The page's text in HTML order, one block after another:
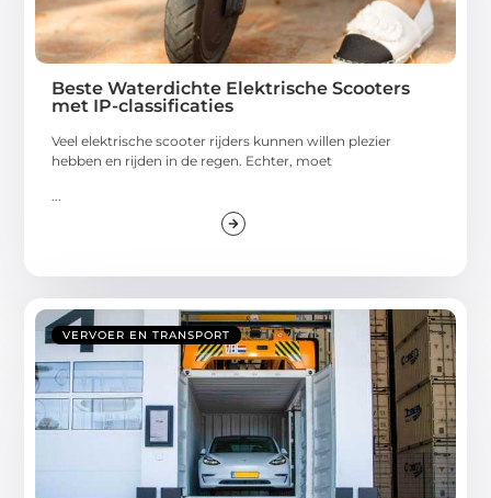
Beste Waterdichte Elektrische Scooters
met IP-classificaties
Veel elektrische scooter rijders kunnen willen plezier
hebben en rijden in de regen. Echter, moet
...
VERVOER EN TRANSPORT